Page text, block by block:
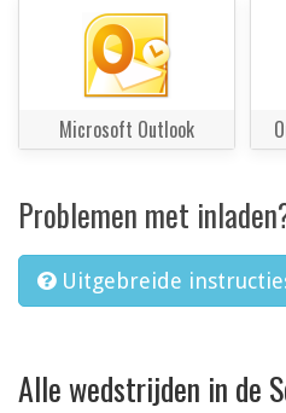
Microsoft Outlook
Problemen met
Uitgebreide
Alle wedstrijden in de